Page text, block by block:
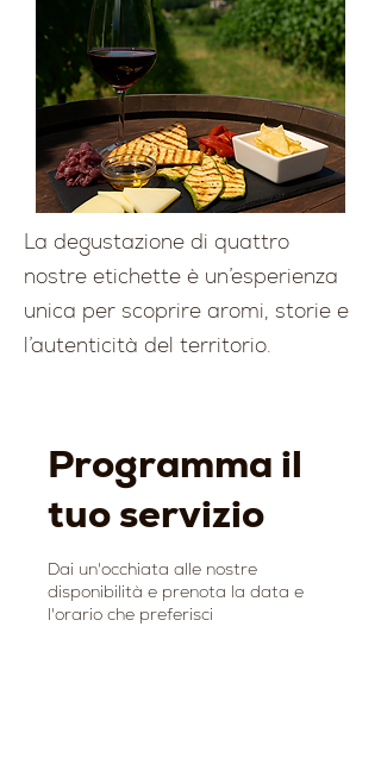
La degustazione di quattro
nostre etichette è un’esperienza
unica per scoprire aromi, storie e
l’autenticità del territorio.
Programma il
tuo servizio
Dai un'occhiata alle nostre
disponibilità e prenota la data e
l'orario che preferisci